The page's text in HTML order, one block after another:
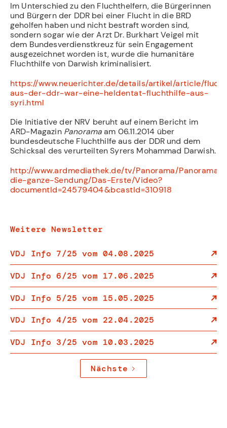
Im Unterschied zu den Fluchthelfern, die Bürgerinnen
und Bürgern der DDR bei einer Flucht in die BRD
geholfen haben und nicht bestraft worden sind,
sondern sogar wie der Arzt Dr. Burkhart Veigel mit
dem Bundesverdienstkreuz für sein Engagement
ausgezeichnet worden ist, wurde die humanitäre
Fluchthilfe von Darwish kriminalisiert.
https://www.neuerichter.de/details/artikel/article/
aus-der-ddr-war-eine-heldentat-fluchthilfe-aus-
syri.html
Die Initiative der NRV beruht auf einem Bericht im
ARD-MagazinPanoramaam 06.11.2014 über
bundesdeutsche Fluchthilfe aus der DDR und dem
Schicksal des verurteilten Syrers Mohammad Darwish.
http://www.ardmediathek.de/tv/Panorama/Panorama-
die-ganze-Sendung/Das-Erste/Video?
documentId=24579404&bcastId=310918
Weitere Newsletter
VDJ Info 7/25 vom 04.08.2025
VDJ Info 6/25 vom 17.06.2025
VDJ Info 5/25 vom 15.05.2025
VDJ Info 4/25 vom 22.04.2025
VDJ Info 3/25 vom 10.03.2025
Nächste